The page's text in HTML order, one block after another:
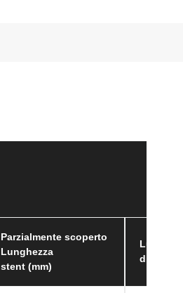
Parzialmente scoperto
Lunghezza
stent (mm)